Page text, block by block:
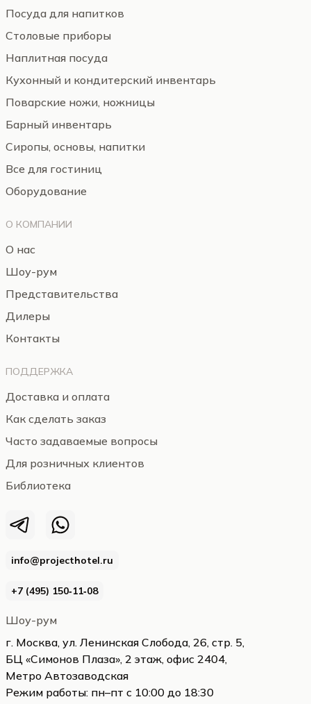
info@projecthotel.ru
+7 (495) 150‑11‑08
Шоу-рум
г. Москва, ул. Ленинская Слобода, 26, стр. 5,
БЦ «Симонов Плаза», 2 этаж, офис 2404,
Метро Автозаводская
Режим работы: пн–пт с 10:00 до 18:30
Посуда для напитков
Столовые приборы
Наплитная посуда
Кухонный и кондитерский инвентарь
Поварские ножи, ножницы
Барный инвентарь
Сиропы, основы, напитки
Все для гостиниц
Оборудование
О КОМПАНИИ
О нас
Шоу-рум
Представительства
Дилеры
Контакты
ПОДДЕРЖКА
Доставка и оплата
Как сделать заказ
Часто задаваемые вопросы
Для розничных клиентов
Библиотека